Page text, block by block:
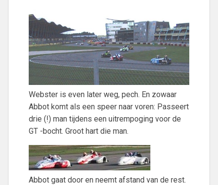
Webster is even later weg, pech. En zowaar
Abbot komt als een speer naar voren: Passeert
drie (!) man tijdens een uitrempoging voor de
GT -bocht. Groot hart die man.
Abbot gaat door en neemt afstand van de rest.